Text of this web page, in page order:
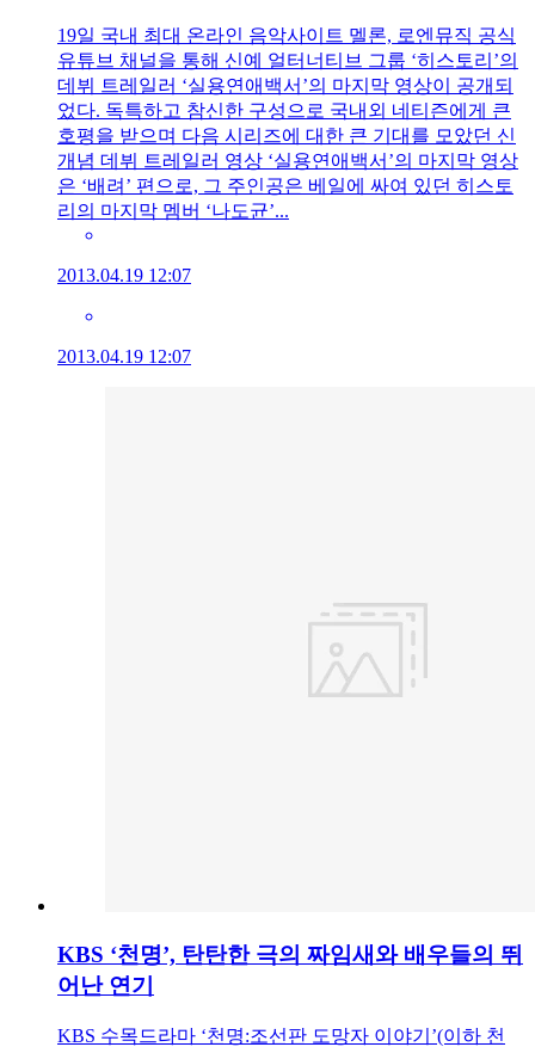
19일 국내 최대 온라인 음악사이트 멜론, 로엔뮤직 공식
유튜브 채널을 통해 신예 얼터너티브 그룹 ‘히스토리’의
데뷔 트레일러 ‘실용연애백서’의 마지막 영상이 공개되
었다. 독특하고 참신한 구성으로 국내외 네티즌에게 큰
호평을 받으며 다음 시리즈에 대한 큰 기대를 모았던 신
개념 데뷔 트레일러 영상 ‘실용연애백서’의 마지막 영상
은 ‘배려’ 편으로, 그 주인공은 베일에 싸여 있던 히스토
리의 마지막 멤버 ‘나도균’...
2013.04.19 12:07
2013.04.19 12:07
KBS ‘천명’, 탄탄한 극의 짜임새와 배우들의 뛰
어난 연기
KBS 수목드라마 ‘천명:조선판 도망자 이야기’(이하 천